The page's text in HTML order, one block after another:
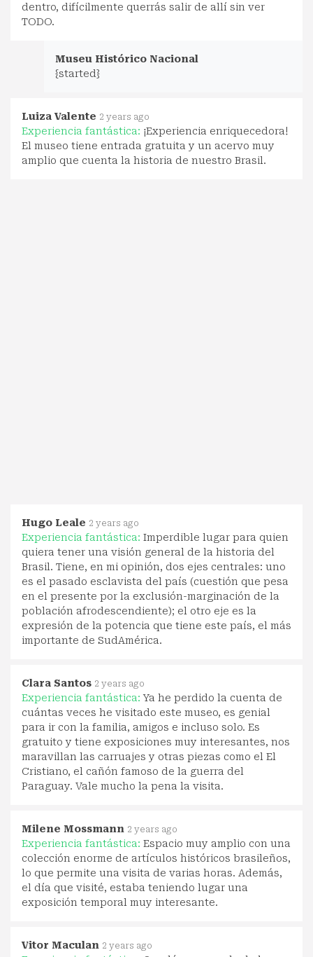
dentro, difícilmente querrás salir de allí sin ver
TODO.
Museu Histórico Nacional
{started}
Luiza Valente 2 years ago
Experiencia fantástica: ¡Experiencia enriquecedora!
El museo tiene entrada gratuita y un acervo muy
amplio que cuenta la historia de nuestro Brasil.
Hugo Leale 2 years ago
Experiencia fantástica: Imperdible lugar para quien
quiera tener una visión general de la historia del
Brasil. Tiene, en mi opinión, dos ejes centrales: uno
es el pasado esclavista del país (cuestión que pesa
en el presente por la exclusión-marginación de la
población afrodescendiente); el otro eje es la
expresión de la potencia que tiene este país, el más
importante de SudAmérica.
Clara Santos 2 years ago
Experiencia fantástica:Ya he perdido la cuenta de
cuántas veces he visitado este museo, es genial
para ir con la familia, amigos e incluso solo. Es
gratuito y tiene exposiciones muy interesantes, nos
maravillan las carruajes y otras piezas como el El
Cristiano, el cañón famoso de la guerra del
Paraguay. Vale mucho la pena la visita.
Milene Mossmann 2 years ago
Experiencia fantástica: Espacio muy amplio con una
colección enorme de artículos históricos brasileños,
lo que permite una visita de varias horas. Además,
el día que visité, estaba teniendo lugar una
exposición temporal muy interesante.
Vitor Maculan 2 years ago